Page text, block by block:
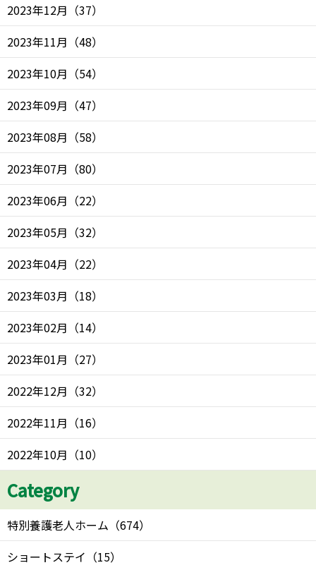
2023年12月 （37）
2023年11月 （48）
2023年10月 （54）
2023年09月 （47）
2023年08月 （58）
2023年07月 （80）
2023年06月 （22）
2023年05月 （32）
2023年04月 （22）
2023年03月 （18）
2023年02月 （14）
2023年01月 （27）
2022年12月 （32）
2022年11月 （16）
2022年10月 （10）
Category
特別養護老人ホーム （674）
ショートステイ （15）